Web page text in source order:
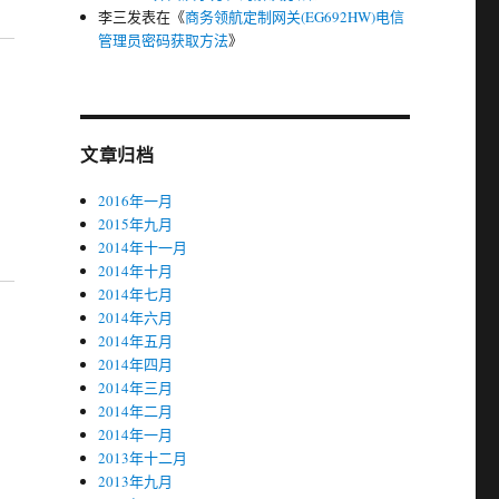
李三发表在《商务领航定制网关(EG692HW)电信
管理员密码获取方法》
文章归档
2016年一月
2015年九月
2014年十一月
2014年十月
2014年七月
2014年六月
2014年五月
2014年四月
2014年三月
2014年二月
2014年一月
2013年十二月
2013年九月